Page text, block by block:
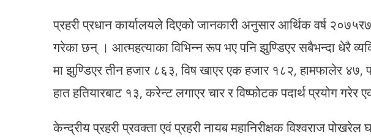
प्रहरी प्रधान कार्यालयले दिएको जानकारी अनुसार आर्थिक वर्ष
गरेका छन् । आत्महत्याका विभिन्न रूप भए पनि झुण्डिएर सबैभन्दा धेरै
मा झुण्डिएर तीन हजार ८६३, विष खाएर एक हजार १८२, हामफालेर ४७,
हात हतियारबाट १३, करेन्ट लगाएर चार र विष्फोटक पदार्थ प्रयोग
केन्द्रीय प्रहरी प्रवक्ता एवं प्रहरी नायब महानिरीक्षक विश्वराज पोखरेल